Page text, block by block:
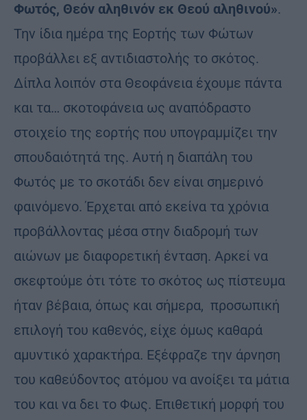
Φωτός, Θεόν αληθινόν εκ Θεού αληθινού».
Την ίδια ημέρα της Εορτής των Φώτων
προβάλλει εξ αντιδιαστολής το σκότος.
Δίπλα λοιπόν στα Θεοφάνεια έχουμε πάντα
και τα… σκοτοφάνεια ως αναπόδραστο
στοιχείο της εορτής που υπογραμμίζει την
σπουδαιότητά της. Αυτή η διαπάλη του
Φωτός με το σκοτάδι δεν είναι σημερινό
φαινόμενο. Έρχεται από εκείνα τα χρόνια
προβάλλοντας μέσα στην διαδρομή των
αιώνων με διαφορετική ένταση. Αρκεί να
σκεφτούμε ότι τότε το σκότος ως πίστευμα
ήταν βέβαια, όπως και σήμερα, προσωπική
επιλογή του καθενός, είχε όμως καθαρά
αμυντικό χαρακτήρα. Εξέφραζε την άρνηση
του καθεύδοντος ατόμου να ανοίξει τα μάτια
του και να δει το Φως. Επιθετική μορφή του